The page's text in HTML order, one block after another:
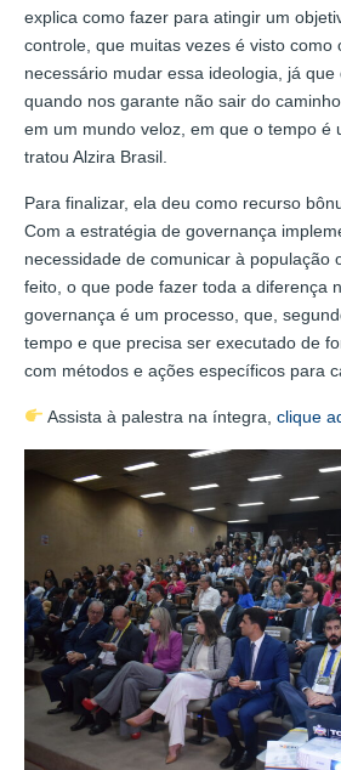
explica como fazer para atingir um
controle, que muitas vezes é visto como
necessário mudar essa ideologia, já que
quando nos garante não sair do
em um mundo veloz, em que o tempo é
tratou Alzira Brasil.
Para finalizar, ela deu como recurso
Com a estratégia de governança
necessidade de comunicar à população
feito, o que pode fazer toda a diferença
governança é um processo, que,
tempo e que precisa ser executado de
com métodos e ações específicos para
Assista à palestra na íntegra, clique